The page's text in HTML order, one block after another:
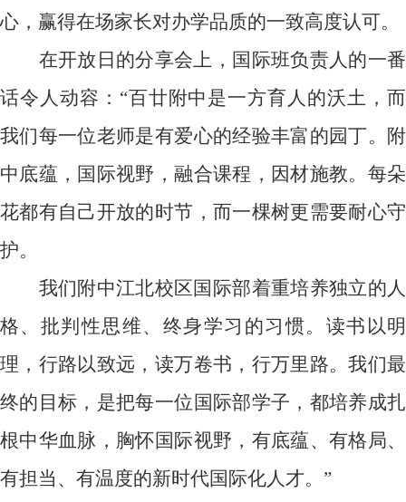
心，赢得在场家长对办学品质的一致高度认可。
在开放日的分享会上，国际班负责人的一番
话令人动容：“百廿附中是一方育人的沃土，而
我们每一位老师是有爱心的经验丰富的园丁。附
中底蕴，国际视野，融合课程，因材施教。每朵
花都有自己开放的时节，而一棵树更需要耐心守
护。
我们附中江北校区国际部着重培养独立的人
格、批判性思维、终身学习的习惯。读书以明
理，行路以致远，读万卷书，行万里路。我们最
终的目标，是把每一位国际部学子，都培养成扎
根中华血脉，胸怀国际视野，有底蕴、有格局、
有担当、有温度的新时代国际化人才。”